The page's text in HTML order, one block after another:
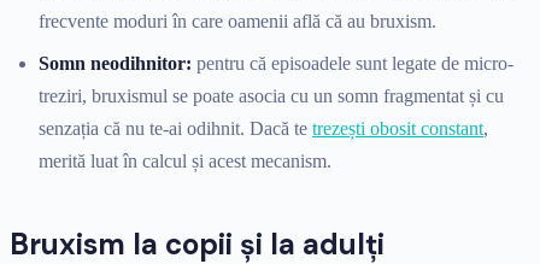
frecvente moduri în care oamenii află că au bruxism.
Somn neodihnitor: pentru că episoadele sunt legate de micro-
treziri, bruxismul se poate asocia cu un somn fragmentat și cu
senzația că nu te-ai odihnit. Dacă te trezești obosit constant,
merită luat în calcul și acest mecanism.
Bruxism la copii și la adulți